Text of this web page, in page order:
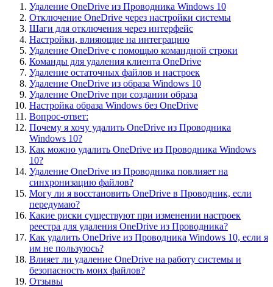
Удаление OneDrive из Проводника Windows 10
Отключение OneDrive через настройки системы
Шаги для отключения через интерфейс
Настройки, влияющие на интеграцию
Удаление OneDrive с помощью командной строки
Команды для удаления клиента OneDrive
Удаление остаточных файлов и настроек
Удаление OneDrive из образа Windows 10
Удаление OneDrive при создании образа
Настройка образа Windows без OneDrive
Вопрос-ответ:
Почему я хочу удалить OneDrive из Проводника
Windows 10?
Как можно удалить OneDrive из Проводника Windows
10?
Удаление OneDrive из Проводника повлияет на
синхронизацию файлов?
Могу ли я восстановить OneDrive в Проводник, если
передумаю?
Какие риски существуют при изменении настроек
реестра для удаления OneDrive из Проводника?
Как удалить OneDrive из Проводника Windows 10, если я
им не пользуюсь?
Влияет ли удаление OneDrive на работу системы и
безопасность моих файлов?
Отзывы